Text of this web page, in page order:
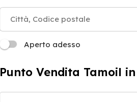
Aperto adesso
Punto Vendita Tamoil